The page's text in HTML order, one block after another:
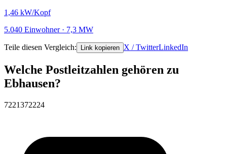
1,46 kW/Kopf
5.040 Einwohner · 7,3 MW
Teile diesen Vergleich: Link kopieren X / TwitterLinkedIn
Welche Postleitzahlen gehören zu
Ebhausen?
7221372224